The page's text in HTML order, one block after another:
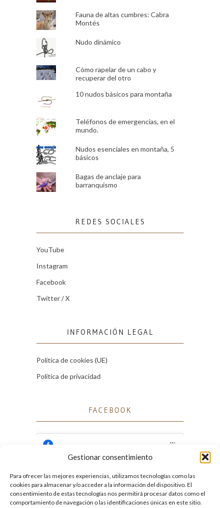
Gestionar consentimiento
Para ofrecer las mejores experiencias, utilizamos tecnologías como las
cookies para almacenar y/o acceder a la información del dispositivo. El
consentimiento de estas tecnologías nos permitirá procesar datos como el
comportamiento de navegación o las identificaciones únicas en este sitio.
Fauna de altas cumbres: Cabra
Montés
Nudo dinámico
Cómo rapelar de un cabo y
recuperar del otro
10 nudos básicos para montaña
Teléfonos de emergencias, en el
mundo.
Nudos esenciales en montaña, 5
básicos
Bagas de anclaje para
barranquismo
REDES SOCIALES
YouTube
Instagram
Facebook
Twitter / X
INFORMACIÓN LEGAL
Política de cookies (UE)
Política de privacidad
FACEBOOK
Facebook
Haz clic para aceptar cookies de marketing
y permitir este contenido